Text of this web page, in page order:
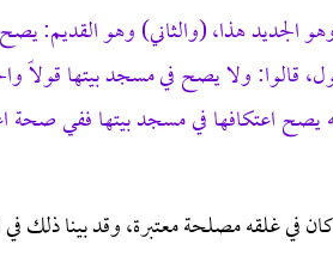
الجديد هذا، (والثاني) وهو القديم:
قالوا: ولا يصح في مسجد بيتها قولاً
إنه يصح اعتكافها في مسجد بيتها ففي
في غلقه مصلحة معتبرة، وقد بينا ذلك